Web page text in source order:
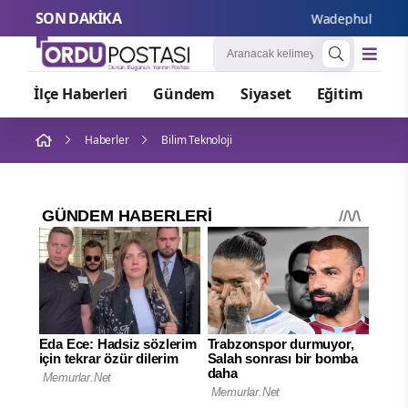
SON DAKİKA Wadephul’dan
İlçe Haberleri Gündem Siyaset Eğitim
Haberler Bilim Teknoloji